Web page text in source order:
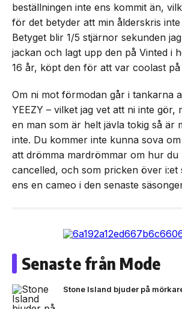
beställningen inte ens kommit än,
för det betyder att min ålderskris
Betyget blir 1/5 stjärnor sekunden
jackan och lagt upp den på Vinted i
16 år, köpt den för att var coolast på
Om ni mot förmodan går i tankarna
YEEZY – vilket jag vet att ni inte gör,
en man som är helt jävla tokig så är
inte. Du kommer inte kunna sova
att drömma mardrömmar om hur du
cancelled, och som pricken över i:et
ens en cameo i den senaste
Senaste från Mode
Stone Island bjuder på